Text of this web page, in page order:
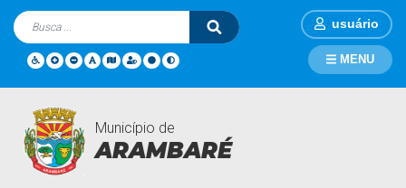
usuário
Município de
ARAMBARÉ
MENU
Licitações